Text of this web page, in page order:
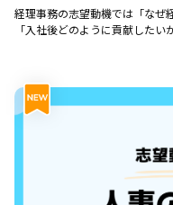
経理事務の志望動機では「なぜ
「入社後どのように貢献したい